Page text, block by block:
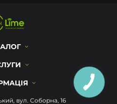
вул. Соборна, 16